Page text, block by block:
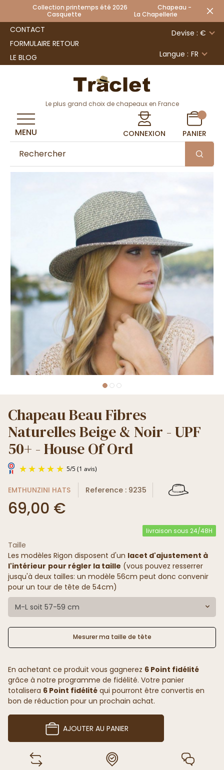
Collection printemps été 2026 Chapeau -
Casquette La Chapellerie
CONTACT
FORMULAIRE RETOUR
LE BLOG
Devise : €
Langue : FR
Le plus grand choix de chapeaux en France
CONNEXION PANIER
MENU
Chapeau Beau Fibres
Naturelles Beige & Noir - UPF
50+ - House Of Ord
5 (1 avis)
EMTHUNZINI HATS Reference : 9235
69,00 €
livraison sous 24/48H
Taille
Les modèles Rigon disposent d'un lacet d'ajustement à
l'intérieur pour régler la taille (vous pouvez resserrer
jusqu'à deux tailles: un modèle 56cm peut donc convenir
pour un tour de tête de 54cm)
M-L soit 57-59 cm
Mesurer ma taille de tête
En achetant ce produit vous gagnerez 6 Point fidélité
grâce à notre programme de fidélité. Votre panier
totalisera 6 Point fidélité qui pourront être convertis en
bon de réduction pour un prochain achat.
AJOUTER AU PANIER